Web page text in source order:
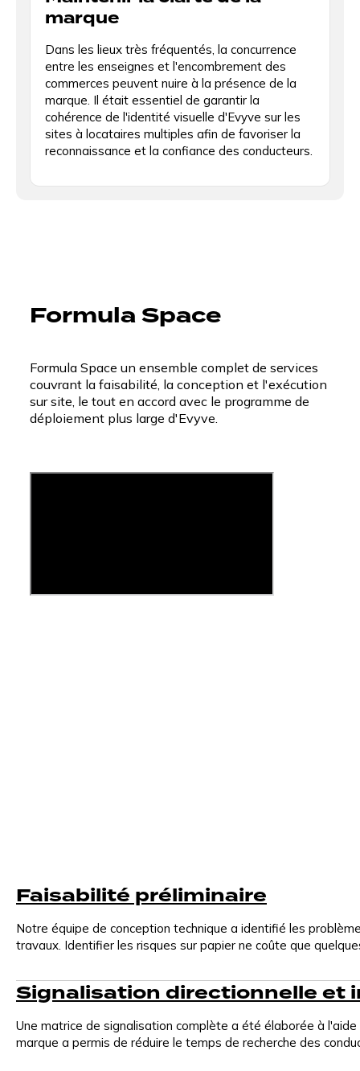
CableGuard®
Gaine de protection pour câble avec marquage
chargeurs en état de fonctionnement.
Fondations modulaires | Bientôt
disponibles !
marque
Dans les lieux très fréquentés, la concurrence
entre les enseignes et l'encombrement des
commerces peuvent nuire à la présence de la
marque. Il était essentiel de garantir la
cohérence de l'identité visuelle d'Evyve sur les
sites à locataires multiples afin de favoriser la
reconnaissance et la confiance des conducteurs.
Formula Space
Formula Space un ensemble complet de services
couvrant la faisabilité, la conception et l'exécution
sur site, le tout en accord avec le programme de
déploiement plus large d'Evyve.
Faisabilité préliminaire
Notre équipe de conception technique a identifié les
travaux. Identifier les risques sur papier ne coûte que
Signalisation directionnelle et
Une matrice de signalisation complète a été élaborée à
marque a permis de réduire le temps de recherche des